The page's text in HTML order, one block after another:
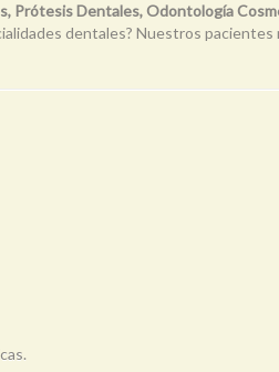
Prótesis Dentales, Odontología
dentales? Nuestros pacientes